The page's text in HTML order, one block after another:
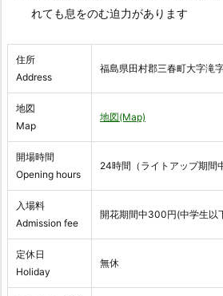
れても息をのむ迫力があります
住所
Address
福島県田村郡三春町大字滝
地図
Map
地図(Map)
開場時間
Opening hours
24時間（ライトアップ期間
入場料
Admission fee
開花期間中300円(中学生以
定休日
Holiday
無休